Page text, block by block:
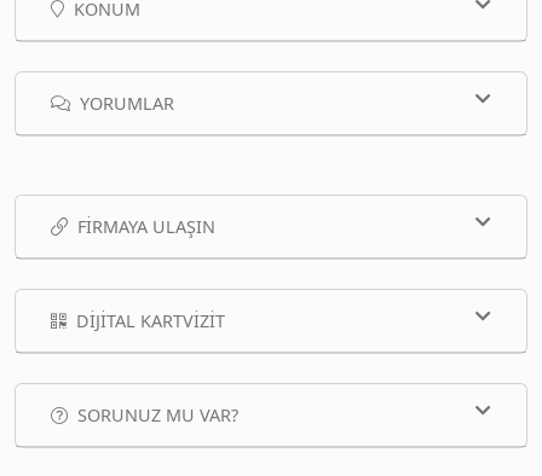
KONUM
YORUMLAR
FIRMAYA ULAŞIN
DIJITAL KARTVIZIT
SORUNUZ MU VAR?